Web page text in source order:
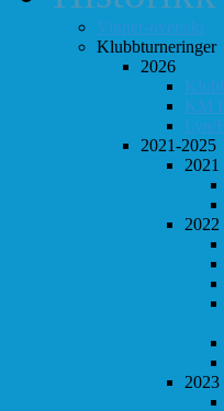
Vinner-oversikt
Klubbturneringer
2026
KM
Lyn/
2021-2025
2021
2022
2023